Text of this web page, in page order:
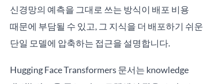
신경망의 예측을 그대로 쓰는 방식이 배포 비용
때문에 부담될 수 있고, 그 지식을 더 배포하기 쉬운
단일 모델에 압축하는 접근을 설명합니다.
Hugging Face Transformers 문서는 knowledge